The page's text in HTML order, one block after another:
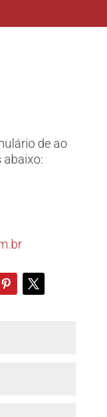
de ao
abaixo: